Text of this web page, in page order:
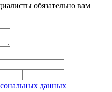
обязательно вам
данных